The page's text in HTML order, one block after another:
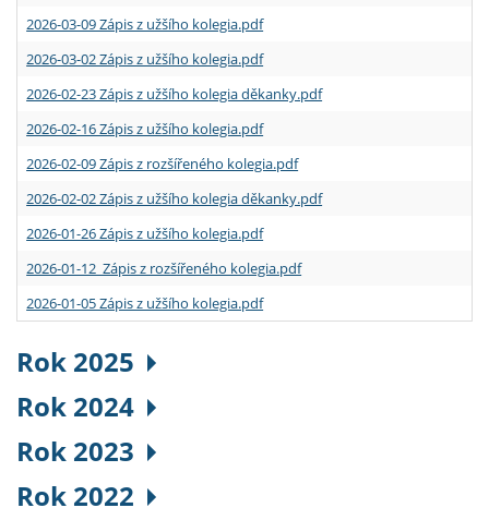
2026-03-09 Zápis z užšího kolegia.pdf
2026-03-02 Zápis z užšího kolegia.pdf
2026-02-23 Zápis z užšího kolegia děkanky.pdf
2026-02-16 Zápis z užšího kolegia.pdf
2026-02-09 Zápis z rozšířeného kolegia.pdf
2026-02-02 Zápis z užšího kolegia děkanky.pdf
2026-01-26 Zápis z užšího kolegia.pdf
2026-01-12 Zápis z rozšířeného kolegia.pdf
2026-01-05 Zápis z užšího kolegia.pdf
Rok 2025
Rok 2024
Rok 2023
Rok 2022